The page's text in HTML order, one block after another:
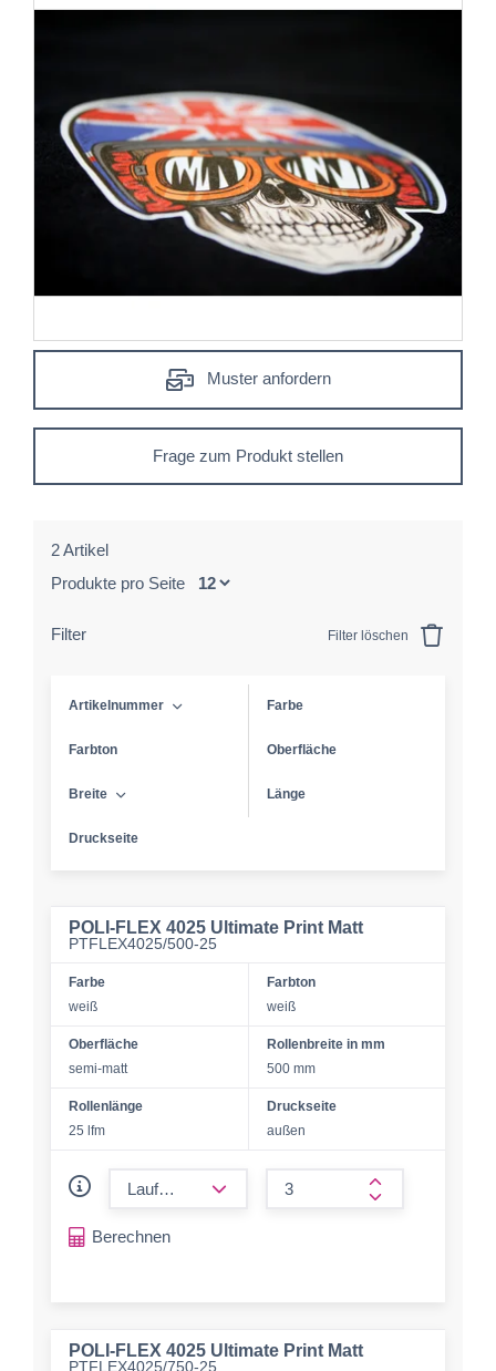
Muster anfordern
Frage zum Produkt stellen
2 Artikel
Produkte pro Seite
Filter Filter löschen
Artikelnummer Farbe
Farbton Oberfläche
Breite Länge
Druckseite
POLI-FLEX 4025 Ultimate Print Matt
PTFLEX4025/500-25
Farbe
weiß
Farbton
weiß
Oberfläche
semi-matt
Rollenbreite in mm
500 mm
Rollenlänge
25 lfm
Druckseite
außen
form.increase-
Berechnen
POLI-FLEX 4025 Ultimate Print Matt
PTFLEX4025/750-25